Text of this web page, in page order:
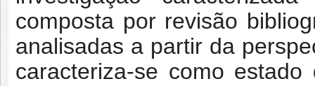
composta por revisão
analisadas a partir da
caracteriza-se como estado